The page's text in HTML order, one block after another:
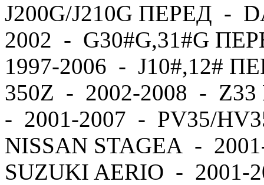
J200G/J210G ПЕРЕД -
2002 - G30#G,31#G
1997-2006 - J10#,12#
350Z - 2002-2008 -
- 2001-2007 - PV35/
NISSAN STAGEA -
SUZUKI AERIO - 2001-